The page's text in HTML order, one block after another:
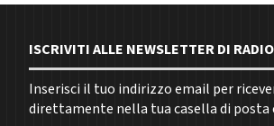
ISCRIVITI ALLE NEWSLETTER DI
Inserisci il tuo indirizzo email per
direttamente nella tua casella di